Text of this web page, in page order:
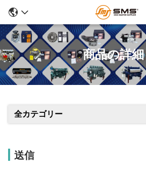
商品の詳細
全カテゴリー
送信